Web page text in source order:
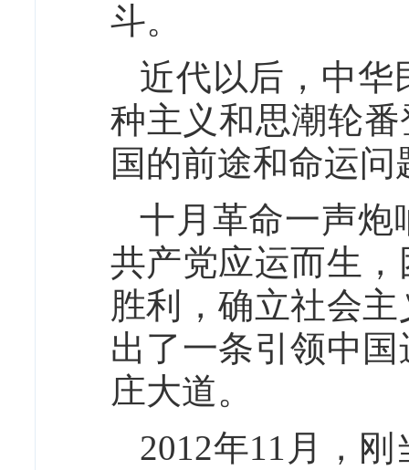
斗。
近代以后，中华
种主义和思潮轮
国的前途和命运问
十月革命一声炮
共产党应运而生
胜利，确立社会
出了一条引领中
庄大道。
2012年11月，